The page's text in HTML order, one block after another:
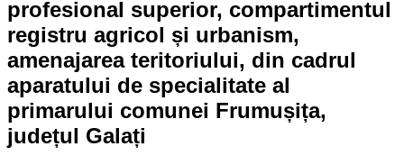
profesional superior, compartimentul
registru agricol și urbanism,
amenajarea teritoriului, din cadrul
aparatului de specialitate al
primarului comunei Frumușița,
județul Galați